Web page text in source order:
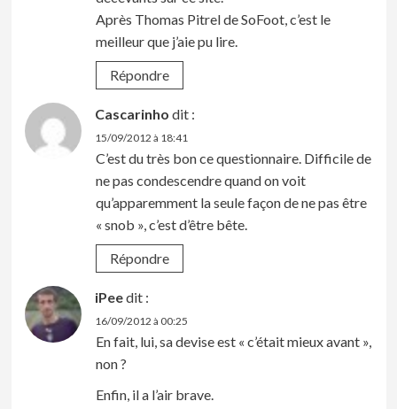
Après Thomas Pitrel de SoFoot, c’est le
meilleur que j’aie pu lire.
Répondre
Cascarinho dit :
15/09/2012 à 18:41
C’est du très bon ce questionnaire. Difficile de
ne pas condescendre quand on voit
qu’apparemment la seule façon de ne pas être
« snob », c’est d’être bête.
Répondre
iPeedit :
16/09/2012 à 00:25
En fait, lui, sa devise est « c’était mieux avant »,
non ?
Enfin, il a l’air brave.